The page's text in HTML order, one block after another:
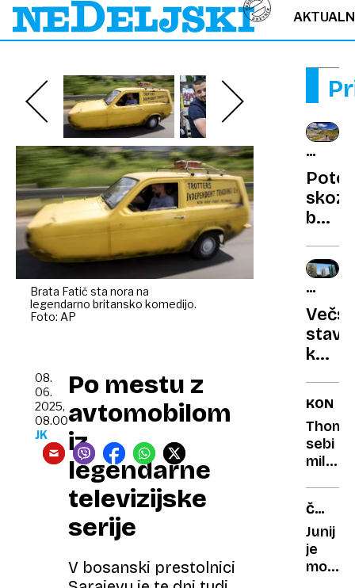
Brata Fatič sta nora na
legendarno britansko komedijo.
Foto: AP
Po mestu z
avtomobilom
iz
legendarne
televizijske
serije
V bosanski prestolnici
08.
06.
2025,
08.00
JK
POTI
PO
skozi
kot
več,
sebi
ČRNO-
BELO
Junij
je
most